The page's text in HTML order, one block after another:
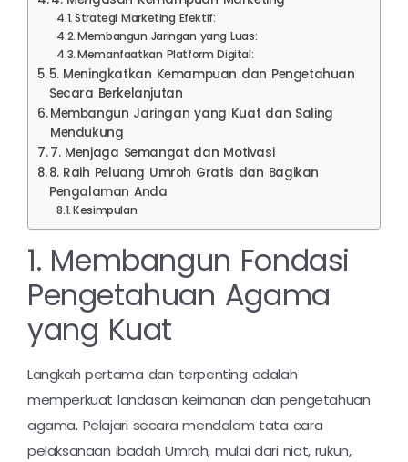
Strategi Marketing Efektif:
Membangun Jaringan yang Luas:
Memanfaatkan Platform Digital:
5. Meningkatkan Kemampuan dan Pengetahuan
Secara Berkelanjutan
Membangun Jaringan yang Kuat dan Saling
Mendukung
7. Menjaga Semangat dan Motivasi
8. Raih Peluang Umroh Gratis dan Bagikan
Pengalaman Anda
Kesimpulan
1. Membangun Fondasi
Pengetahuan Agama
yang Kuat
Langkah pertama dan terpenting adalah
memperkuat landasan keimanan dan pengetahuan
agama. Pelajari secara mendalam tata cara
pelaksanaan ibadah Umroh, mulai dari niat, rukun,